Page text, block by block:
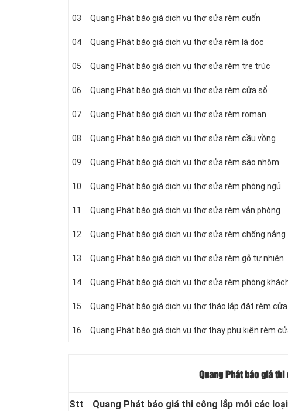
03 Quang Phát báo giá dịch vụ thợ sửa rèm cuốn
04 Quang Phát báo giá dịch vụ thợ sửa rèm lá dọc
05 Quang Phát báo giá dịch vụ thợ sửa rèm tre trúc
06 Quang Phát báo giá dịch vụ thợ sửa rèm cửa sổ
07 Quang Phát báo giá dịch vụ thợ sửa rèm roman
08 Quang Phát báo giá dịch vụ thợ sửa rèm cầu vồng
09 Quang Phát báo giá dịch vụ thợ sửa rèm sáo nhôm
10 Quang Phát báo giá dịch vụ thợ sửa rèm phòng ngủ
11 Quang Phát báo giá dịch vụ thợ sửa rèm vắn phòng
12 Quang Phát báo giá dịch vụ thợ sửa rèm chống nắng
13 Quang Phát báo giá dịch vụ thợ sửa rèm gỗ tự nhiên
14 Quang Phát báo giá dịch vụ thợ sửa rèm phòng
15 Quang Phát báo giá dịch vụ thợ tháo lắp đặt rèm cửa
16 Quang Phát báo giá dịch vụ thợ thay phụ kiện rèm
Quang Phát báo giá
Stt Quang Phát báo giá thi công lắp mới các